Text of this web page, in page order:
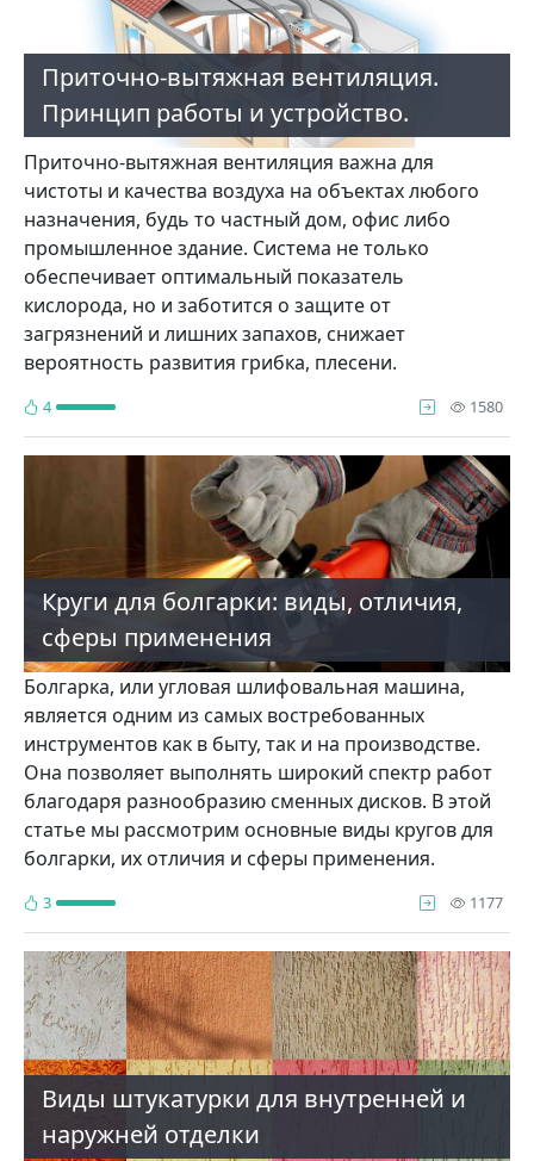
Приточно-вытяжная вентиляция.
Принцип работы и устройство.
Приточно-вытяжная вентиляция важна для
чистоты и качества воздуха на объектах любого
назначения, будь то частный дом, офис либо
промышленное здание. Система не только
обеспечивает оптимальный показатель
кислорода, но и заботится о защите от
загрязнений и лишних запахов, снижает
вероятность развития грибка, плесени.
4 1580
Круги для болгарки: виды, отличия,
сферы применения
Болгарка, или угловая шлифовальная машина,
является одним из самых востребованных
инструментов как в быту, так и на производстве.
Она позволяет выполнять широкий спектр работ
благодаря разнообразию сменных дисков. В этой
статье мы рассмотрим основные виды кругов для
болгарки, их отличия и сферы применения.
3 1177
Виды штукатурки для внутренней и
наружней отделки